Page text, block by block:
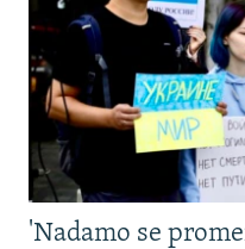
'Nadamo se